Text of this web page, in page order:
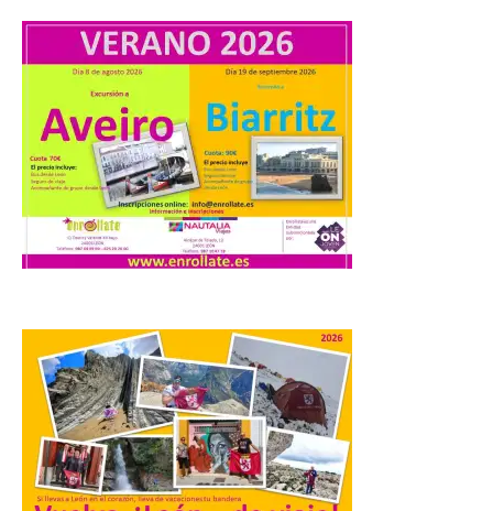
La Universidad de León
distribuye folletos con la
programación del evento
del eclipse solar que
organiza con la ESA y el
Ayuntamiento
7 Ago 2026
Información Turística de
León e incluyen, además
del programa del evento, una guía
práctica con recomendaciones
elaboradas por especialistas para
observar el eclipse con seguridad León, 7
de agosto de 2026. La programación […]